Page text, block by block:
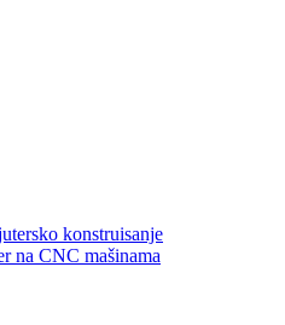
konstruisanje
na CNC mašinama